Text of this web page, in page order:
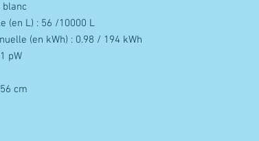
(en L) : 56 /10000 L
(en kWh) : 0.98 / 194 kWh
pW
cm